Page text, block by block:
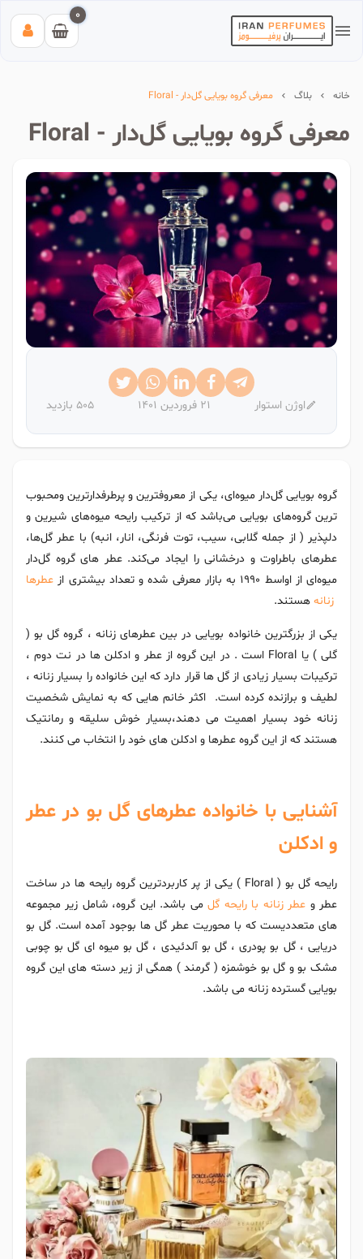
0
بیشترین جستجوی‌های اخیر:
#عطر زنانه بیک #اینوکتوس پاکورابان #بلک افغان
خانه بلاگ معرفی گروه بویایی گل‌دار - Floral
معرفی گروه بویایی گل‌دار - Floral
اوژن استوار 21 فروردین 1401 505 بازدید
گروه بویایی گل‌دار میوه‌ای، یکی از معروفترین و پرطرفدارترین ومحبوب
ترین گروه‌های بویایی می‌باشد که از ترکیب رایحه میوه‌های شیرین و
دلپذیر ( از جمله گلابی، سیب، توت فرنگی، انار، انبه) با عطر گل‌ها،
عطرهای باطراوت و درخشانی را ایجاد می‌کند. عطر های گروه گل‌دار
میوه‌ای از اواسط 1990 به بازار معرفی شده و تعداد بیشتری از
عطرها
زنانه هستند.
یکی از بزرگترین خانواده بویایی در بین عطرهای زنانه ، گروه گل بو (
گلی ) یا Floral است . در این گروه از عطر و ادکلن ها در نت دوم ،
ترکیبات بسیار زیادی از گل ها قرار دارد که این خانواده را بسیار زنانه ،
لطیف و برازنده کرده است. اکثر خانم هایی که به نمایش شخصیت
زنانه خود بسیار اهمیت می دهند،بسیار خوش سلیقه و رمانتیک
هستند که از این گروه عطرها و ادکلن های خود را انتخاب می کنند.
آشنایی با خانواده عطرهای گل بو در عطر
و ادکلن
رایحه گل بو ( Floral ) یکی از پر کاربردترین گروه رایحه ها در ساخت
عطر و عطر زنانه با رایحه گلمی باشد. این گروه، شامل زیر مجموعه
های متعددیست که با محوریت عطر گل ها بوجود آمده است. گل بو
دریایی ، گل بو پودری ، گل بو آلدئیدی ، گل بو میوه ای گل بو چوبی
مشک بو و گل بو خوشمزه ( گرمند ) همگی از زیر دسته های این گروه
بویایی گسترده زنانه می باشد.